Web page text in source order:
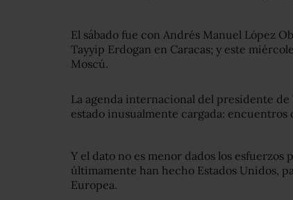
El sábado fue con Andrés Manuel López
Tayyip Erdogan en Caracas; y este
Moscú.
La agenda internacional del presidente de
estado inusualmente cargada: encuentros
Y el dato no es menor dados los esfuerzos
últimamente han hecho Estados Unidos,
Europea.